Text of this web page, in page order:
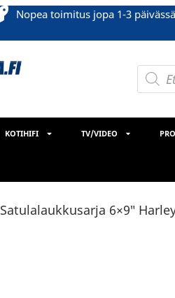
Nopea toimitus jopa 1-3 päivässä
KOTIHIFI TV/VIDEO
Satulalaukkusarja 6×9″